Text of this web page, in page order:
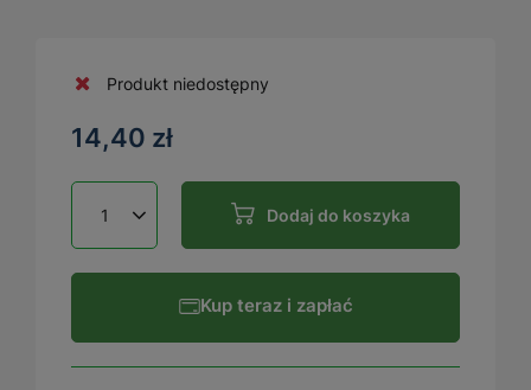
Produkt niedostępny
14,40 zł
Dodaj do koszyka
Kup teraz i zapłać